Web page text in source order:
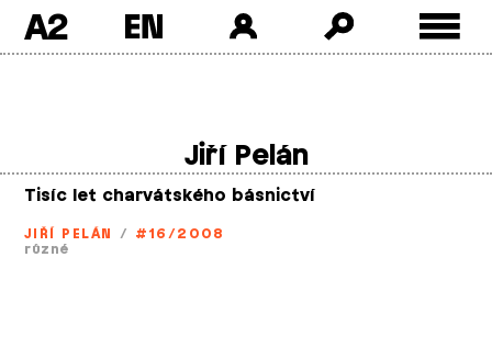
A2
Jiří Pelán
Tisíc let charvátského básnictví
JIŘÍ PELÁN / #16/2008
různé